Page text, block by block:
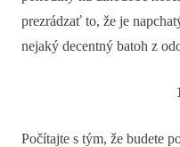
prezrádzať to, že je
nejaký decentný batoh z
Počítajte s tým, že budete